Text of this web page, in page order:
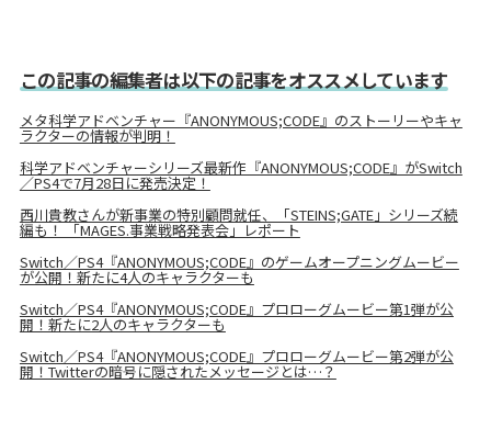
この記事の編集者は以下の記事をオススメしています
メタ科学アドベンチャー『ANONYMOUS;CODE』のストーリーやキャ
ラクターの情報が判明！
科学アドベンチャーシリーズ最新作『ANONYMOUS;CODE』がSwitch
／PS4で7月28日に発売決定！
西川貴教さんが新事業の特別顧問就任、「STEINS;GATE」シリーズ続
編も！ 「MAGES.事業戦略発表会」レポート
Switch／PS4『ANONYMOUS;CODE』のゲームオープニングムービー
が公開！新たに4人のキャラクターも
Switch／PS4『ANONYMOUS;CODE』プロローグムービー第1弾が公
開！新たに2人のキャラクターも
Switch／PS4『ANONYMOUS;CODE』プロローグムービー第2弾が公
開！Twitterの暗号に隠されたメッセージとは…？